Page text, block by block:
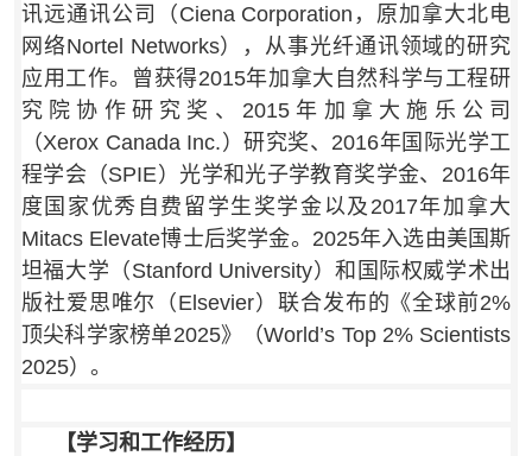
讯远通讯公司（Ciena Corporation ，原加拿大北电
网络Nortel Networks），从事光纤通讯领域的研究
应用工作。曾获得2015年加拿大自然科学与工程研
究院协作研究奖 、2015年加拿大施乐公司
（Xerox Canada Inc.）研究奖、 2016年国际光学工
程学会（SPIE）光学和光子学教育奖学金、 2016年
度国家优秀自费留学生奖学金 以及2017年加拿大
Mitacs Elevate博士后奖学金。 2025年入选由美国斯
坦福大学（Stanford University）和国际权威学术出
版社爱思唯尔（Elsevier）联合发布的《全球前2%
顶尖科学家榜单2025》（World’s Top 2% Scientists
2025） 。
【学习和工作经历】